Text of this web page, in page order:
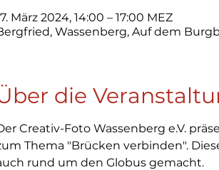
März 2024, 14:00 – 17:00 MEZ
Wassenberg, Auf dem
die
Creativ-Foto Wassenberg e.V.
Thema "Brücken verbinden".
rund um den Globus gemacht.